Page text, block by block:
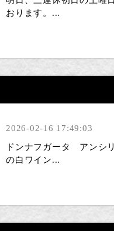
おります。...
2026-02-16 17:49:03
ドンナフガータ アンシ
の白ワイン...